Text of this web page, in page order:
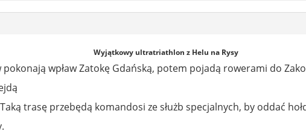
Wyjątkowy ultratriathlon z Helu na Rysy
pokonają wpław Zatokę Gdańską, potem pojadą rowerami do
trasę przebędą komandosi ze służb specjalnych, by oddać